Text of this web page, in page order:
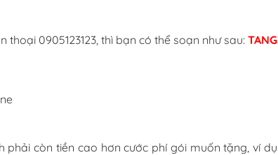
thoại 0905123123, thì bạn có thể soạn như sau: TANG
còn tiền cao hơn cước phí gói muốn tặng, ví dụ